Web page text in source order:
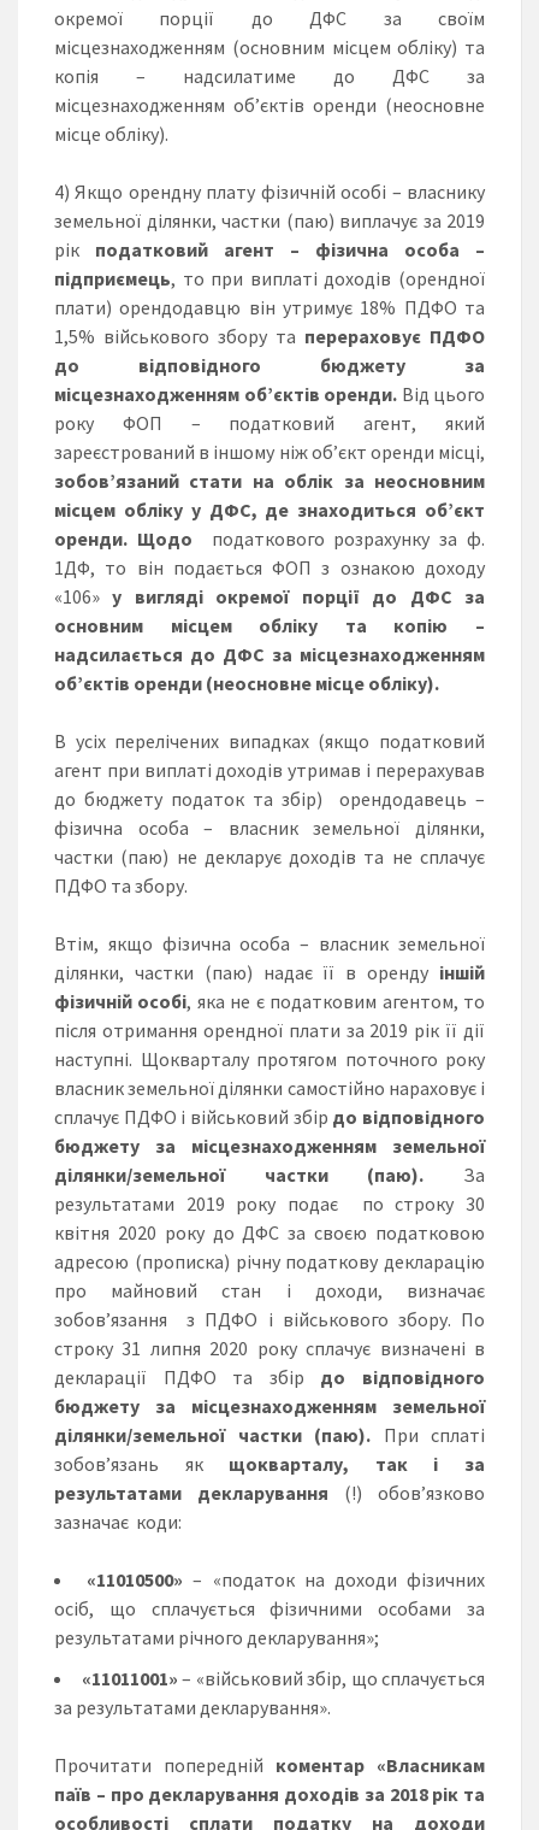
окремої порції до ДФС за своїм
місцезнаходженням (основним місцем обліку) та
копія – надсилатиме до ДФС за
місцезнаходженням об’єктів оренди (неосновне
місце обліку).
4) Якщо орендну плату фізичній особі – власнику
земельної ділянки, частки (паю) виплачує за 2019
рік податковий агент – фізична особа –
підприємець, то при виплаті доходів (орендної
плати) орендодавцю він утримує 18% ПДФО та
1,5% військового збору та перераховує ПДФО
до відповідного бюджету за
місцезнаходженням об’єктів оренди. Від цього
року ФОП – податковий агент, який
зареєстрований в іншому ніж об’єкт оренди місці,
зобов’язаний стати на облік за неосновним
місцем обліку у ДФС, де знаходиться об’єкт
оренди. Щодо
податкового розрахунку за ф.
1ДФ, то він подається ФОП з ознакою доходу
«106»у вигляді окремої порції до ДФС за
основним місцем обліку та копію –
надсилається до ДФС за місцезнаходженням
об’єктів оренди (неосновне місце обліку).
В усіх перелічених випадках (якщо податковий
агент при виплаті доходів утримав і перерахував
до бюджету податок та збір) орендодавець –
фізична особа – власник земельної ділянки,
частки (паю) не декларує доходів та не сплачує
ПДФО та збору.
Втім, якщо фізична особа – власник земельної
ділянки, частки (паю) надає її в оренду іншій
фізичній особі, яка не є податковим агентом, то
після отримання орендної плати за 2019 рік її дії
наступні. Щокварталу протягом поточного року
власник земельної ділянки самостійно нараховує і
сплачує ПДФО і військовий збір до відповідного
бюджету за місцезнаходженням земельної
ділянки/земельної частки (паю). За
результатами 2019 року подає по строку 30
квітня 2020 року до ДФС за своєю податковою
адресою (прописка) річну податкову декларацію
про майновий стан і доходи, визначає
зобов’язання з ПДФО і військового збору. По
строку 31 липня 2020 року сплачує визначені в
декларації ПДФО та збір до відповідного
бюджету за місцезнаходженням земельної
ділянки/земельної частки (паю). При сплаті
зобов’язань як щокварталу, так і за
результатами декларування (!) обов’язково
зазначає коди:
«11010500» – «податок на доходи фізичних
осіб, що сплачується фізичними особами за
результатами річного декларування»;
«11011001» – «військовий збір, що сплачується
за результатами декларування».
Прочитати попередній коментар «Власникам
паїв – про декларування доходів за 2018 рік та
особливості сплати податку на доходи